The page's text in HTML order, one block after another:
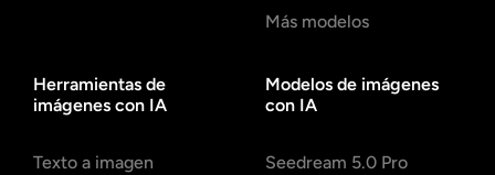
Más modelos
Herramientas de
imágenes con IA
Texto a imagen
Modelos de imágenes
con IA
Seedream 5.0 Pro